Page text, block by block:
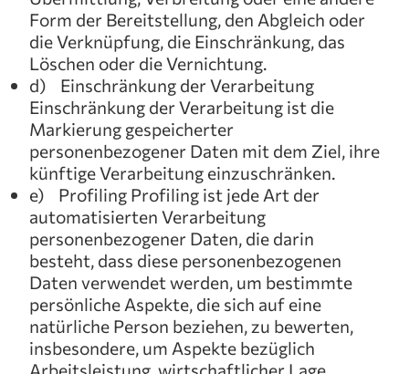
Form der Bereitstellung, den Abgleich oder
die Verknüpfung, die Einschränkung, das
Löschen oder die Vernichtung.
d) Einschränkung der Verarbeitung
Einschränkung der Verarbeitung ist die
Markierung gespeicherter
personenbezogener Daten mit dem Ziel, ihre
künftige Verarbeitung einzuschränken.
e) Profiling Profiling ist jede Art der
automatisierten Verarbeitung
personenbezogener Daten, die darin
besteht, dass diese personenbezogenen
Daten verwendet werden, um bestimmte
persönliche Aspekte, die sich auf eine
natürliche Person beziehen, zu bewerten,
insbesondere, um Aspekte bezüglich
Arbeitsleistung, wirtschaftlicher Lage,